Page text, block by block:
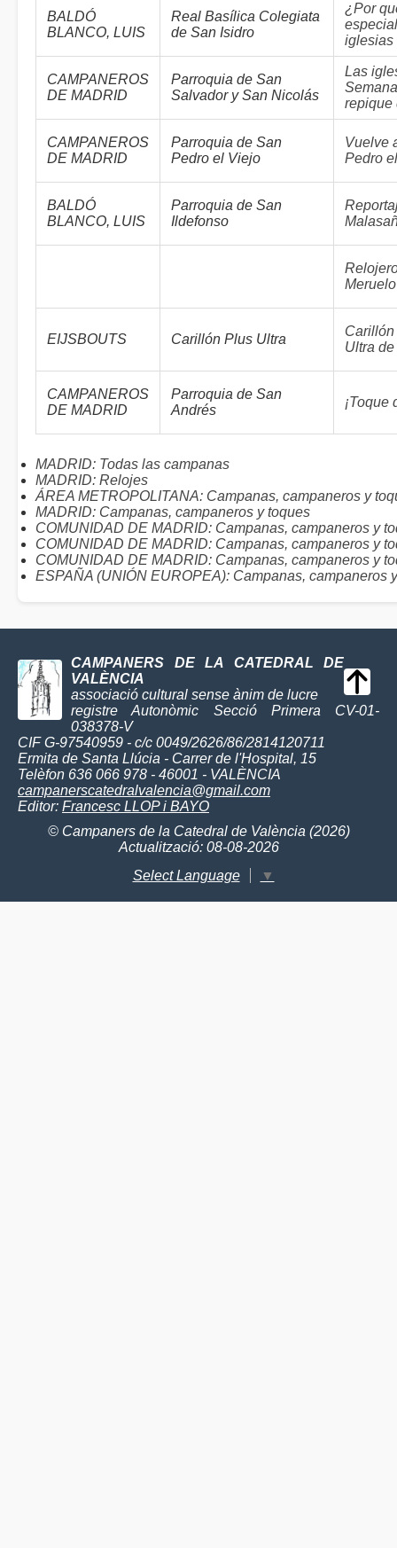
BALDÓ
BLANCO, LUIS
Real Basílica Colegiata
de San Isidro
¿Por
iglesias
CAMPANEROS
DE MADRID
Parroquia de San
Salvador y San Nicolás
Las
repique
CAMPANEROS
DE MADRID
Parroquia de San
Pedro el Viejo
Vuelve
Pedro
BALDÓ
BLANCO, LUIS
Parroquia de San
Ildefonso
Meruelo
EIJSBOUTS Carillón Plus Ultra
Ultra
CAMPANEROS
DE MADRID
Parroquia de San
Andrés
¡Toque
MADRID: Todas las campanas
MADRID: Relojes
ÁREA METROPOLITANA: Campanas, campaneros y
MADRID: Campanas, campaneros y toques
COMUNIDAD DE MADRID: Campanas, campaneros y
COMUNIDAD DE MADRID: Campanas, campaneros y
COMUNIDAD DE MADRID: Campanas, campaneros y
ESPAÑA (UNIÓN EUROPEA): Campanas, campaneros
CAMPANERS DE LA CATEDRAL DE
VALÈNCIA
associació cultural sense ànim de lucre
registre Autonòmic Secció Primera CV-01-
038378-V
CIF G-97540959 - c/c 0049/2626/86/2814120711
Ermita de Santa Llúcia - Carrer de l'Hospital, 15
Telèfon 636 066 978 - 46001 - VALÈNCIA
campanerscatedralvalencia@gmail.com
Editor: Francesc LLOP i BAYO
© Campaners de la Catedral de València (2026)
Actualització: 08-08-2026
Select Language
▼